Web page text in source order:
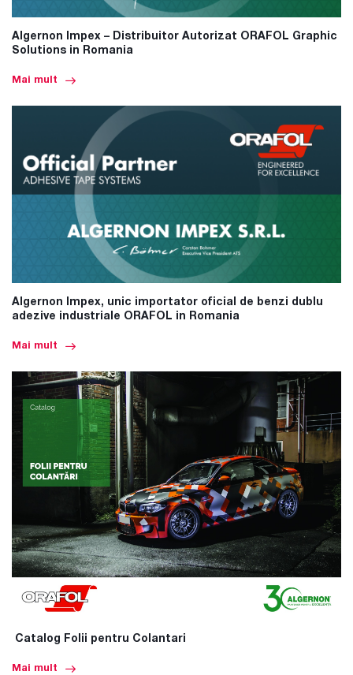
Algernon Impex – Distribuitor Autorizat ORAFOL Graphic
Solutions in Romania
Mai mult
Algernon Impex, unic importator oficial de benzi dublu
adezive industriale ORAFOL in Romania
Mai mult
Catalog Folii pentru Colantari
Mai mult